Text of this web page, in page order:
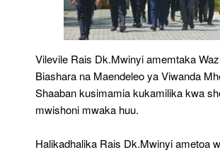
Vilevile Rais Dk.Mwinyi amemtaka
Biashara na Maendeleo ya Viwanda
Shaaban kusimamia kukamilika kwa
mwishoni mwaka huu.
Halikadhalika Rais Dk.Mwinyi ametoa